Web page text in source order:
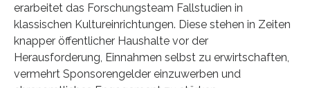
erarbeitet das Forschungsteam Fallstudien in
klassischen Kultureinrichtungen. Diese stehen in Zeiten
knapper öffentlicher Haushalte vor der
Herausforderung, Einnahmen selbst zu erwirtschaften,
vermehrt Sponsorengelder einzuwerben und